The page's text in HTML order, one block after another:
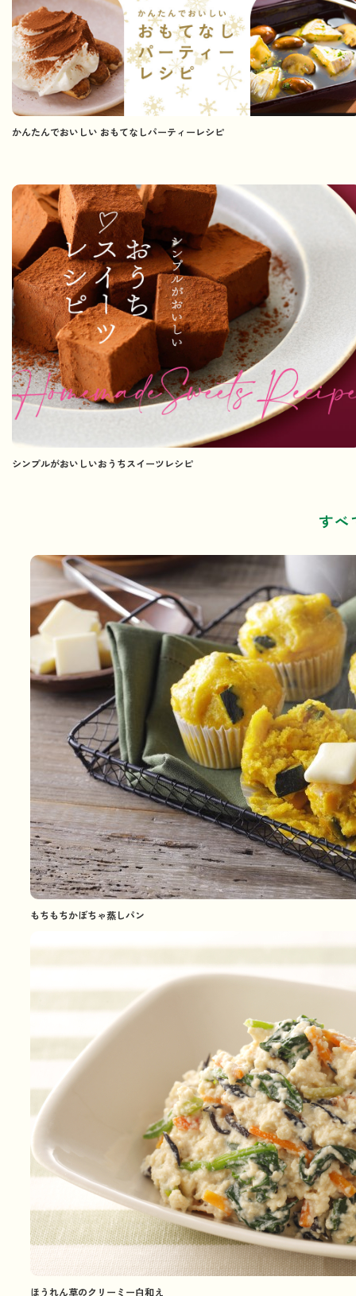
かんたんでおいしい おもてなしパーティーレシピ
シンプルがおいしいおうちスイーツレシピ
すべ
もちもちかぼちゃ蒸しパン
ほうれん草のクリーミー白和え